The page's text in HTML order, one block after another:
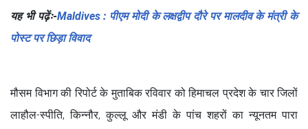
यह भी पढ़ेंः-Maldives : पीएम मोदी के लक्षद्वीप दौरे पर मालदीव के मंत्री के
पोस्ट पर छिड़ा विवाद
मौसम विभाग की रिपोर्ट के मुताबिक रविवार को हिमाचल प्रदेश के चार जिलों
लाहौल-स्पीति, किन्नौर, कुल्लू और मंडी के पांच शहरों का न्यूनतम पारा